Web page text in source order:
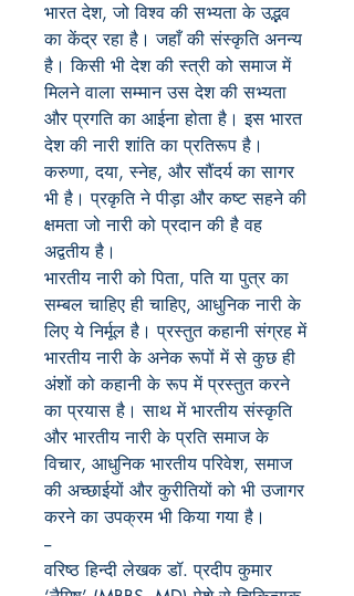
भारत देश,जो विश्व की सभ्यता के उद्भव
का केंद्र रहा है। जहाँ की संस्कृति अनन्य
है। किसी भी देश की स्त्री को समाज में
मिलने वाला सम्मान उस देश की सभ्यता
और प्रगति का आईना होता है। इस भारत
देश की नारी शांति का प्रतिरूप है।
करुणा,दया,स्नेह, और सौंदर्य का सागर
भी है। प्रकृति ने पीड़ा और कष्ट सहने की
क्षमता जो नारी को प्रदान की है वह
अद्वतीय है।
भारतीय नारी को पिता,पति या पुत्र का
सम्बल चाहिए ही चाहिए, आधुनिक नारी के
लिए ये निर्मूल है। प्रस्तुत कहानी संग्रह में
भारतीय नारी के अनेक रूपों में से कुछ ही
अंशों को कहानी के रूप में प्रस्तुत करने
का प्रयास है। साथ में भारतीय संस्कृति
और भारतीय नारी के प्रति समाज के
विचार, आधुनिक भारतीय परिवेश,समाज
की अच्छाईयों और कुरीतियों को भी उजागर
करने का उपक्रम भी किया गया है।
--
वरिष्ठ हिन्दी लेखक डॉ. प्रदीप कुमार